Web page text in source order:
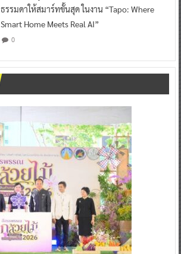
ธรรมดาให้สมาร์ทขั้นสุด ในงาน “Tapo: Where
Smart Home Meets Real AI”
0